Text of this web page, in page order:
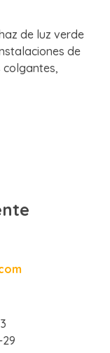
de luz verde
de
colgantes,